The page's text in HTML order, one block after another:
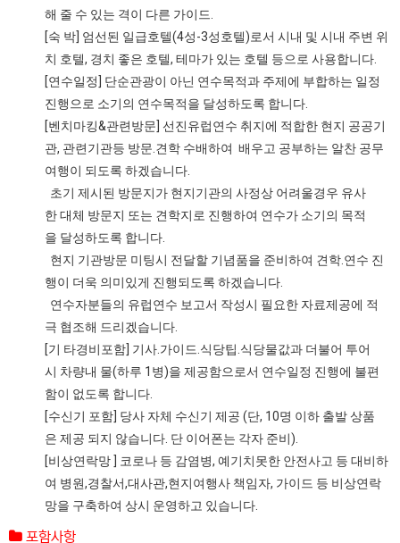
해 줄 수 있는 격이 다른 가이드.
[숙 박] 엄선된 일급호텔(4성-3성호텔)로서 시내 및 시내 주변 위
치 호텔, 경치 좋은 호텔, 테마가 있는 호텔 등으로 사용합니다.
[연수일정] 단순관광이 아닌 연수목적과 주제에 부합하는 일정
진행으로 소기의 연수목적을 달성하도록 합니다.
[벤치마킹&관련방문] 선진유럽연수 취지에 적합한 현지 공공기
관, 관련기관등 방문.견학 수배하여 배우고 공부하는 알찬 공무
여행이 되도록 하겠습니다.
초기 제시된 방문지가 현지기관의 사정상 어려울경우 유사
한 대체 방문지 또는 견학지로 진행하여 연수가 소기의 목적
을 달성하도록 합니다.
현지 기관방문 미팅시 전달할 기념품을 준비하여 견학.연수 진
행이 더욱 의미있게 진행되도록 하겠습니다.
연수자분들의 유럽연수 보고서 작성시 필요한 자료제공에 적
극 협조해 드리겠습니다.
[기 타경비포함] 기사.가이드.식당팁.식당물값과 더불어 투어
시 차량내 물(하루 1병)을 제공함으로서 연수일정 진행에 불편
함이 없도록 합니다.
[수신기 포함] 당사 자체 수신기 제공 (단, 10명 이하 출발 상품
은 제공 되지 않습니다. 단 이어폰는 각자 준비).
[비상연락망 ] 코로나 등 감염병, 예기치못한 안전사고 등 대비하
여 병원,경찰서,대사관,현지여행사 책임자, 가이드 등 비상연락
망을 구축하여 상시 운영하고 있습니다.
포함사항